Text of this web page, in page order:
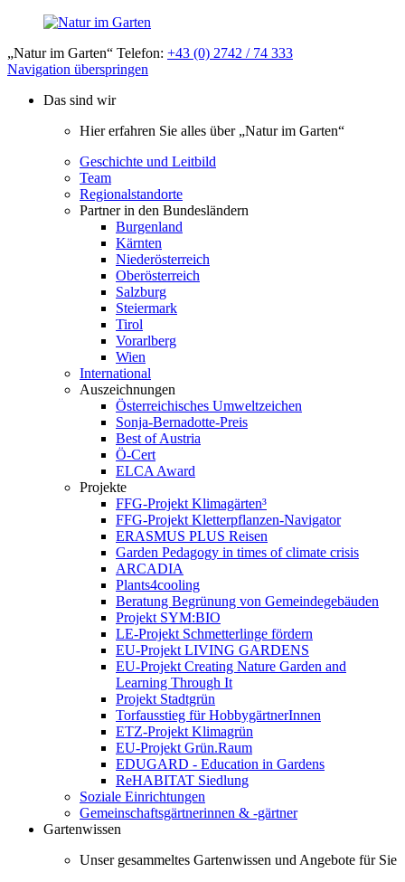
„Natur im Garten“ Telefon: +43 (0) 2742 / 74 333
Navigation überspringen
Das sind wir
Hier erfahren Sie alles über „Natur im Garten“
Geschichte und Leitbild
Team
Regionalstandorte
Partner in den Bundesländern
Burgenland
Kärnten
Niederösterreich
Oberösterreich
Salzburg
Steiermark
Tirol
Vorarlberg
Wien
International
Auszeichnungen
Österreichisches Umweltzeichen
Sonja-Bernadotte-Preis
Best of Austria
Ö-Cert
ELCA Award
Projekte
FFG-Projekt Klimagärten³
FFG-Projekt Kletterpflanzen-Navigator
ERASMUS PLUS Reisen
Garden Pedagogy in times of climate crisis
ARCADIA
Plants4cooling
Beratung Begrünung von Gemeindegebäuden
Projekt SYM:BIO
LE-Projekt Schmetterlinge fördern
EU-Projekt LIVING GARDENS
EU-Projekt Creating Nature Garden and
Learning Through It
Projekt Stadtgrün
Torfausstieg für HobbygärtnerInnen
ETZ-Projekt Klimagrün
EU-Projekt Grün.Raum
EDUGARD - Education in Gardens
ReHABITAT Siedlung
Soziale Einrichtungen
Gemeinschaftsgärtnerinnen & -gärtner
Gartenwissen
Unser gesammeltes Gartenwissen und Angebote für Sie